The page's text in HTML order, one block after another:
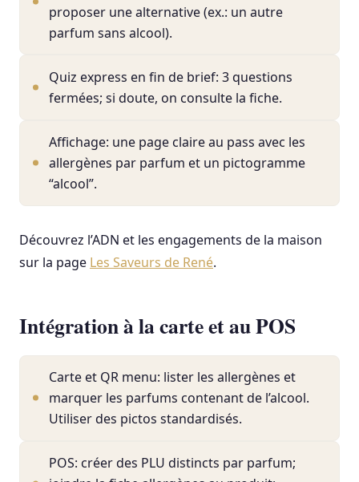
proposer une alternative (ex.: un autre
parfum sans alcool).
Quiz express en fin de brief: 3 questions
fermées; si doute, on consulte la fiche.
Affichage: une page claire au pass avec les
allergènes par parfum et un pictogramme
“alcool”.
Découvrez l’ADN et les engagements de la maison
sur la page Les Saveurs de René.
Intégration à la carte et au POS
Carte et QR menu: lister les allergènes et
marquer les parfums contenant de l’alcool.
Utiliser des pictos standardisés.
POS: créer des PLU distincts par parfum;